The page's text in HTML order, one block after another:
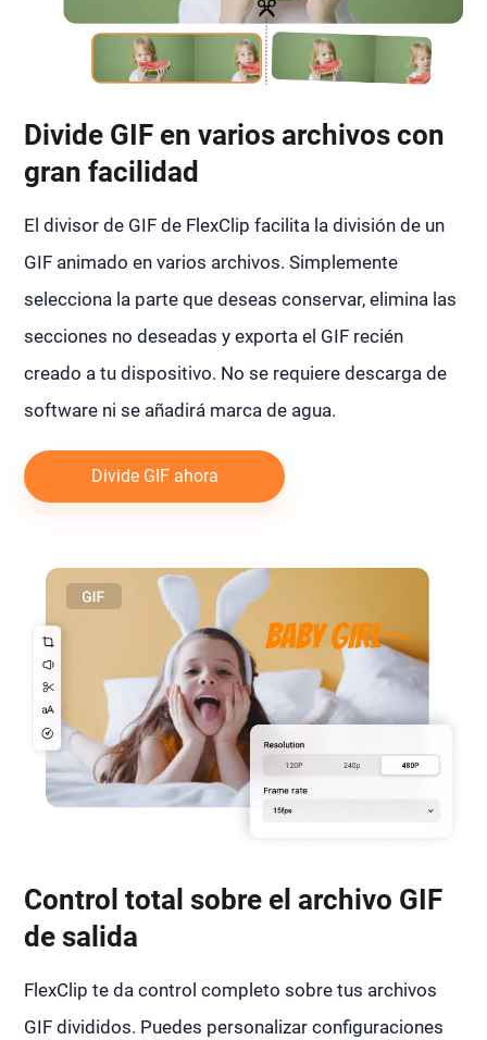
Divide GIF en varios archivos con
gran facilidad
El divisor de GIF de FlexClip facilita la división de un
GIF animado en varios archivos. Simplemente
selecciona la parte que deseas conservar, elimina las
secciones no deseadas y exporta el GIF recién
creado a tu dispositivo. No se requiere descarga de
software ni se añadirá marca de agua.
Divide GIF ahora
Control total sobre el archivo GIF
de salida
FlexClip te da control completo sobre tus archivos
GIF divididos. Puedes personalizar configuraciones